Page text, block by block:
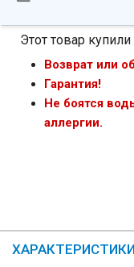
Этот товар
Возврат или
Гарантия!
Не боятся
аллергии.
ХАРАКТЕРИСТИКИ